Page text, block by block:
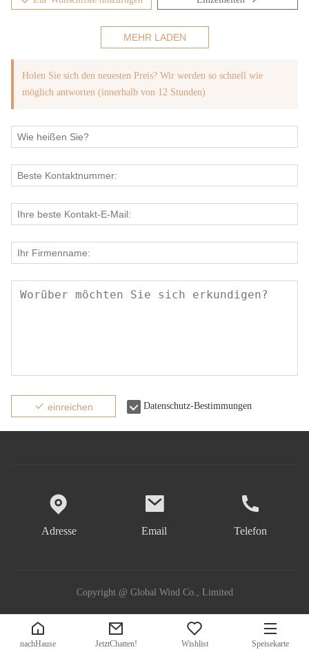
MEHR LADEN
Holen Sie sich den neuesten Preis? Wir werden so schnell wie
möglich antworten (innerhalb von 12 Stunden)
einreichen Datenschutz-Bestimmungen
nachHause JetztChatten! Wishlist Speisekarte
Adresse Email Telefon
Copyright @ Global Wind Co., Limited